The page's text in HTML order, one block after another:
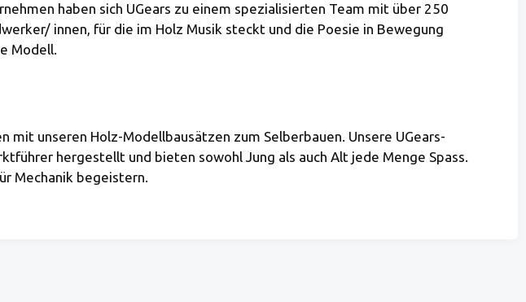
haben sich UGears zu einem spezialisierten Team mit über 250
innen, für die im Holz Musik steckt und die Poesie in Bewegung
Modell.
mit unseren Holz-Modellbausätzen zum Selberbauen. Unsere UGears-
hergestellt und bieten sowohl Jung als auch Alt jede Menge Spass.
Mechanik begeistern.